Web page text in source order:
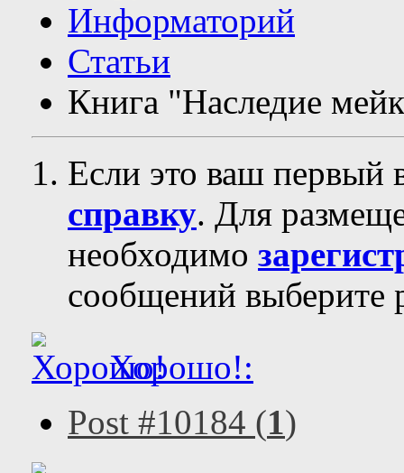
Информаторий
Статьи
Книга "Наследие
Если это ваш первый
справку. Для
необходимо
сообщений выберите
Хорошо!:
Post #10184 (1)